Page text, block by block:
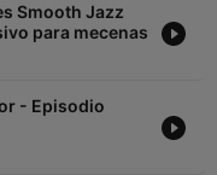
Smooth Jazz
para mecenas
- Episodio